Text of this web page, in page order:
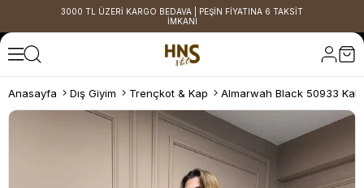
3000 TL ÜZERİ KARGO BEDAVA | PEŞİN FİYATINA 6 TAKSİT
İMKANI
Anasayfa Dış Giyim Trençkot & Kap